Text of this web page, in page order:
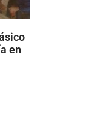
en